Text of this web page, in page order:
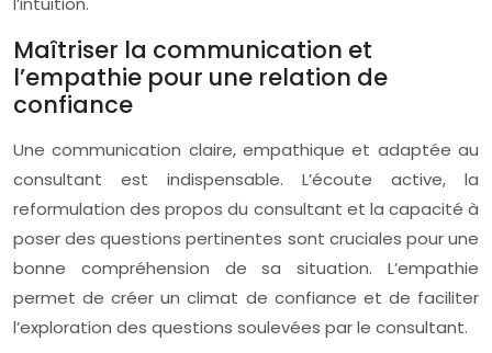
Maîtriser la communication et
l’empathie pour une relation de
confiance
Une communication claire, empathique et adaptée au
consultant est indispensable. L’écoute active, la
reformulation des propos du consultant et la capacité à
poser des questions pertinentes sont cruciales pour une
bonne compréhension de sa situation. L’empathie
permet de créer un climat de confiance et de faciliter
l’exploration des questions soulevées par le consultant.